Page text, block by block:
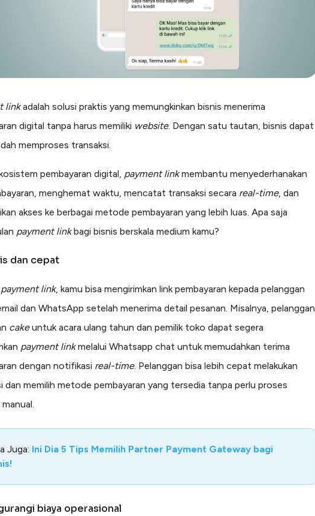
linkadalah solusi praktis yang memungkinkan bisnis menerima
digital tanpa harus memiliki website. Dengan satu tautan, bisnis dapat
memproses transaksi.
pembayaran digital, payment linkmembantu menyederhanakan
menghemat waktu, mencatat transaksi secara real-time, dan
akses ke berbagai metode pembayaran yang lebih luas. Apa saja
payment linkbagi bisnis berskala medium kamu?
dan cepat
payment link, kamu bisa mengirimkan link pembayaran kepada pelanggan
dan WhatsApp setelah menerima detail pesanan. Misalnya, pelanggan
cakeuntuk acara ulang tahun dan pemilik toko dapat segera
payment linkmelalui Whatsapp chat untuk memudahkan terima
dengan notifikasi real-time. Pelanggan bisa lebih cepat melakukan
dan memilih metode pembayaran yang tersedia tanpa perlu proses
Juga: Ini Dia 5 Tips Memilih Partner Payment Gateway bagi
biaya operasional